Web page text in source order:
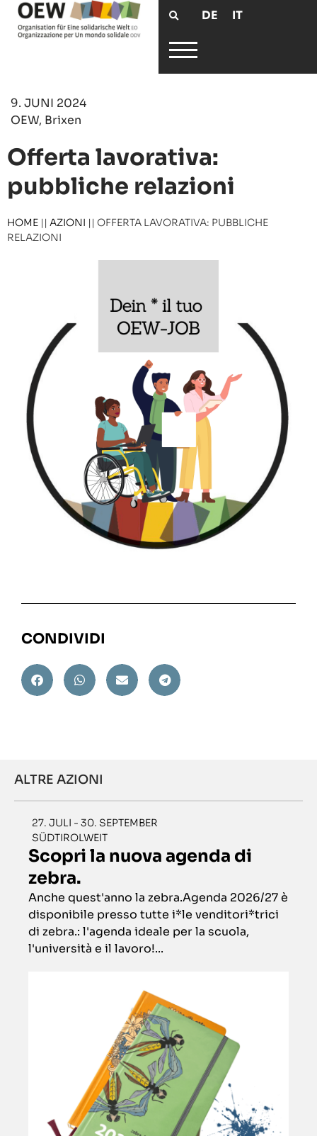
DE IT
9. JUNI 2024
OEW, Brixen
Offerta lavorativa:
pubbliche relazioni
HOME || AZIONI || OFFERTA LAVORATIVA: PUBBLICHE
RELAZIONI
CONDIVIDI
ALTRE AZIONI
27. JULI - 30. SEPTEMBER
SÜDTIROLWEIT
Scopri la nuova agenda di
zebra.
Anche quest'anno la zebra.Agenda 2026/27 è
disponibile presso tutte i*le venditori*trici
di zebra.: l'agenda ideale per la scuola,
l'università e il lavoro!...